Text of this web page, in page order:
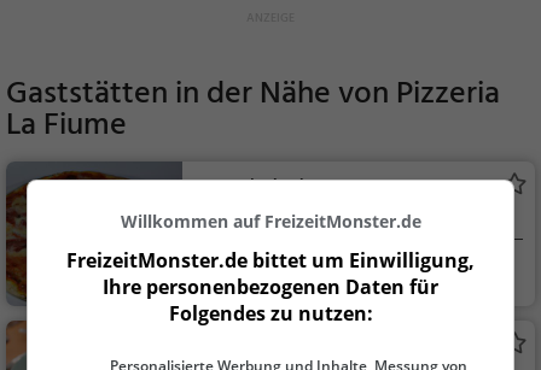
Gaststätten in der Nähe von Pizzeria
La Fiume
Zum Eulenbach
Pizzeria in Hemhofen
Hemhofen
Restaurant, Pizza,
Abendessen, Italienis
ch, Mittagessen
Willkommen auf FreizeitMonster.de
FreizeitMonster.de bittet um Einwilligung,
Ihre personenbezogenen Daten für
Folgendes zu nutzen:
Personalisierte Werbung und Inhalte, Messung von